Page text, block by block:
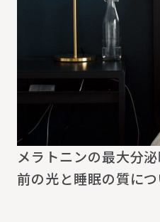
メラトニンの最大分
前の光と睡眠の質に